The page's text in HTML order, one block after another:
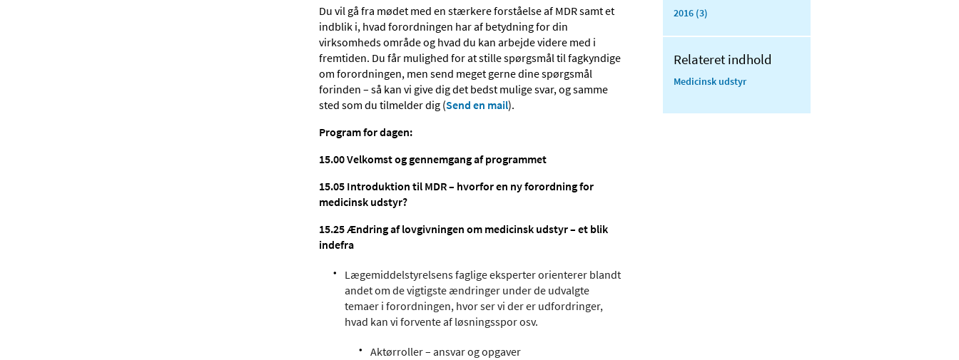
Du vil gå fra mødet med en stærkere forståelse af MDR samt et
indblik i, hvad forordningen har af betydning for din
virksomheds område og hvad du kan arbejde videre med i
fremtiden. Du får mulighed for at stille spørgsmål til fagkyndige
om forordningen, men send meget gerne dine spørgsmål
forinden – så kan vi give dig det bedst mulige svar, og samme
sted som du tilmelder dig (Send en mail).
Program for dagen:
15.00Velkomst og gennemgang af programmet
15.05 Introduktion til MDR – hvorfor en ny forordning for
medicinsk udstyr?
15.25Ændring af lovgivningen om medicinsk udstyr – et blik
indefra
Lægemiddelstyrelsens faglige eksperter orienterer blandt
andet om de vigtigste ændringer under de udvalgte
temaer i forordningen, hvor ser vi der er udfordringer,
hvad kan vi forvente af løsningsspor osv.
Aktørroller – ansvar og opgaver
2016 (3)
Relateret indhold
Medicinsk udstyr